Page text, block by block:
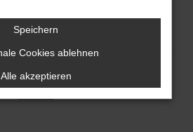
Einstellungen
| Neustädter Straße 1 | DE-08223
trading.com | Webdesign by audaris.de
Speichern
Cookies ablehnen
Alle akzeptieren